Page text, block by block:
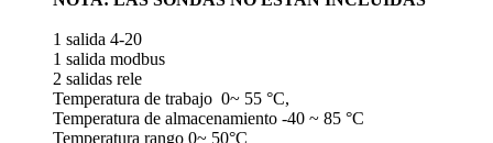
1 salida 4-20
1 salida modbus
2 salidas rele
Temperatura de trabajo 0~ 55 °C,
Temperatura de almacenamiento -40 ~ 85 °C
Temperatura rango 0~ 50°C